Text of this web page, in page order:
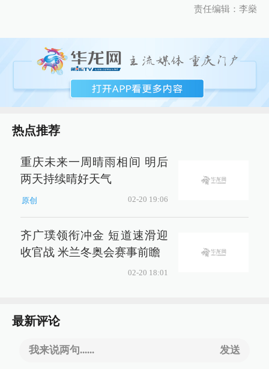
责任编辑：李燊
热点推荐
重庆未来一周晴雨相间 明后
两天持续晴好天气
原创 02-20 19:06
齐广璞领衔冲金 短道速滑迎
收官战 米兰冬奥会赛事前瞻
02-20 18:01
最新评论
我来说两句...... 发送